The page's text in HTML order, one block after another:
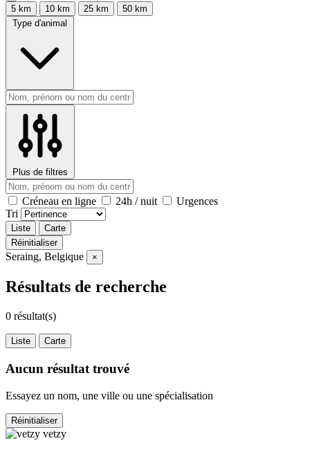
5 km 10 km 25 km
50 km
Type d'animal
Plus de filtres
Créneau en ligne 24h / nuit
Urgences
Tri
Liste
Carte
Réinitialiser
Seraing, Belgique ×
Résultats de recherche
0 résultat(s)
Liste Carte
Aucun résultat trouvé
Essayez un nom, une ville ou une spécialisation
Réinitialiser
vetzy